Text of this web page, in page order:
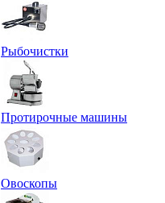
Рыбочистки
Протирочные машины
Овоскопы